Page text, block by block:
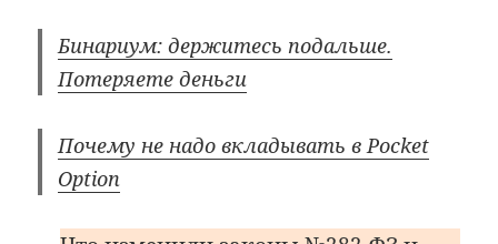
Бинариум: держитесь подальше.
Потеряете деньги
Почему не надо вкладывать в Pocket
Option